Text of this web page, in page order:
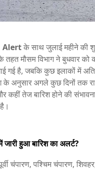
Alertके साथ जुलाई महीने की
तहत मौसम विभाग ने बुधवार को
गई है, जबकि कुछ इलाकों में
के अनुसार अगले कुछ दिनों तक
कहीं तेज बारिश होने की
हुआ बारिश का अलर्ट?
चंपारण, पश्चिम चंपारण,